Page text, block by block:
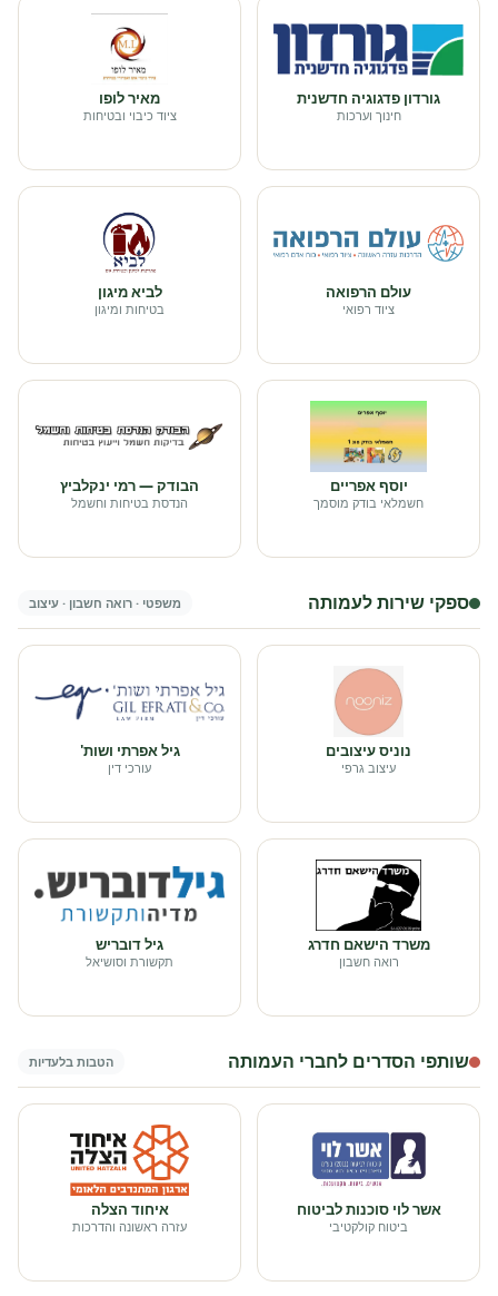
גורדון פדגוגיה חדשנית
חינוך וערכות
מאיר לופו
ציוד כיבוי ובטיחות
עולם הרפואה
ציוד רפואי
לביא מיגון
בטיחות ומיגון
יוסף אפריים
חשמלאי בודק מוסמך
הבודק — רמי ינקלביץ
הנדסת בטיחות וחשמל
ספקי שירות לעמותה משפטי · רואה חשבון · עיצוב
נוניס עיצובים
עיצוב גרפי
גיל אפרתי ושות'
עורכי דין
משרד הישאם חדרג
רואה חשבון
גיל דובריש
תקשורת וסושיאל
שותפי הסדרים לחברי העמותה הטבות בלעדיות
אשר לוי סוכנות לביטוח
ביטוח קולקטיבי
איחוד הצלה
עזרה ראשונה והדרכות